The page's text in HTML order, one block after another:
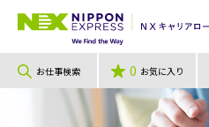
お仕事検索 0 お気に入り